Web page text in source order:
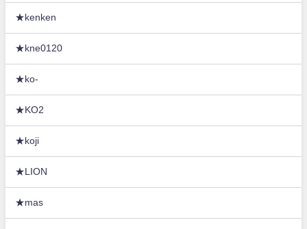
★kenken
★kne0120
★ko-
★KO2
★koji
★LION
★mas